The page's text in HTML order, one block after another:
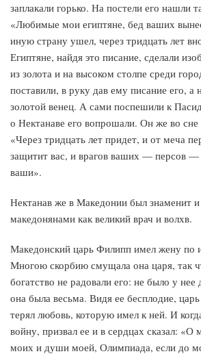
заплакали горько. На постели его нашли
«Любимые мои египтяне, бед ваших
иную страну ушел, через тридцать лет
Египтяне, найдя это писание, сделали
из золота и на высоком столпе среди
поставили, в руку дав ему писание его, а
золотой венец. А сами поспешили к
о Нектанаве его вопрошали. Он же во сне
«Через тридцать лет придет, и от меча
защитит вас, и врагов ваших — персов
ваши».
Нектанав же в Македонии был знаменит и
македонянами как великий врач и волхв.
Македонский царь Филипп имел жену по
Многою скорбию смущала она царя, так
богатство не радовали его: не было у нее
она была весьма. Видя ее бесплодие,
терял любовь, которую имел к ней. И
войну, призвал ее и в сердцах сказал: «О
моих и души моей, Олимпиада, если до